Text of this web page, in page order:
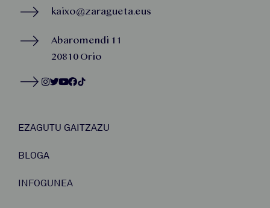
kaixo@zaragueta.eus
Abaromendi 11
20810 Orio
EZAGUTU GAITZAZU
BLOGA
INFOGUNEA